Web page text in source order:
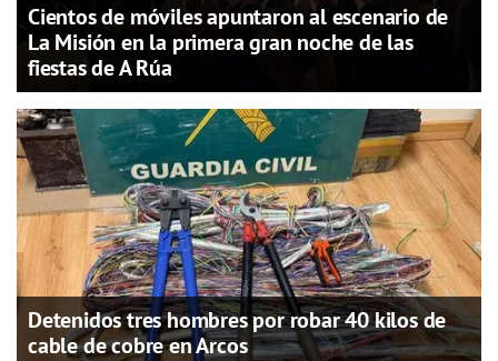
Cientos de móviles apuntaron al escenario de
La Misión en la primera gran noche de las
fiestas de A Rúa
Detenidos tres hombres por robar 40 kilos de
cable de cobre en Arcos